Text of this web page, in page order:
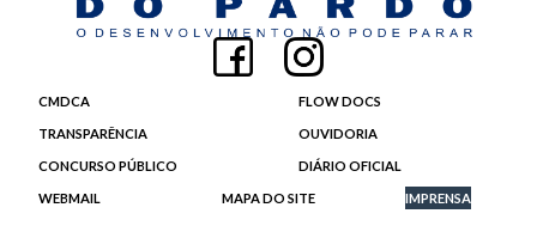
CMDCA FLOW DOCS
TRANSPARÊNCIA OUVIDORIA
CONCURSO PÚBLICO DIÁRIO OFICIAL
WEBMAIL MAPA DO SITE IMPRENSA